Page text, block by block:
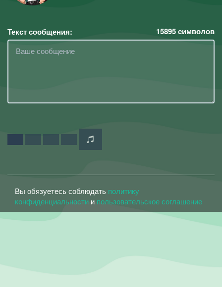
Текст сообщения: 15895символов
Вы обязуетесь соблюдать политику
конфиденциальности и пользовательское соглашение